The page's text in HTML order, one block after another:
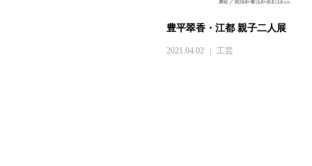
豊平翠香・江都 親子二人展
2021.04.02 工芸